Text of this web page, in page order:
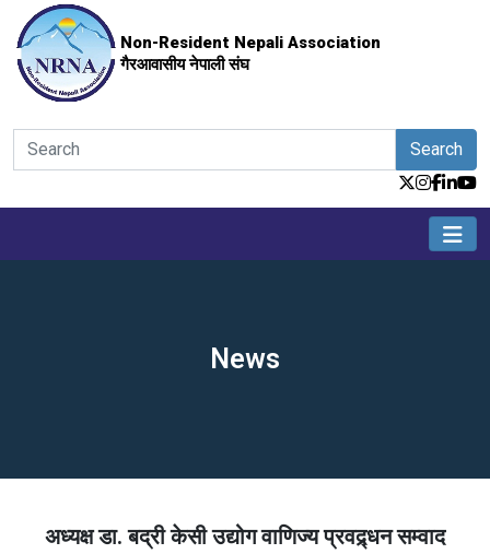
Non-Resident Nepali Association
गैरआवासीय नेपाली संघ
Search
News
अध्यक्ष डा. बद्री केसी उद्योग वाणिज्य प्रवद्र्धन सम्वाद